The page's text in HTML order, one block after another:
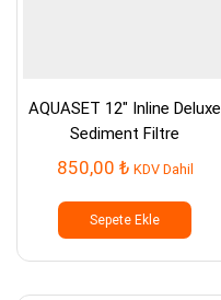
AQUASET 12″ Inline Deluxe
Sediment Filtre
850,00 ₺ KDV Dahil
Sepete Ekle